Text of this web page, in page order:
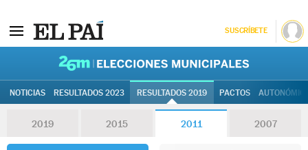
SUSCRÍBETE
NOTICIAS RESULTADOS 2023 RESULTADOS 2019 PACTOS
2019 2015 2011 2007